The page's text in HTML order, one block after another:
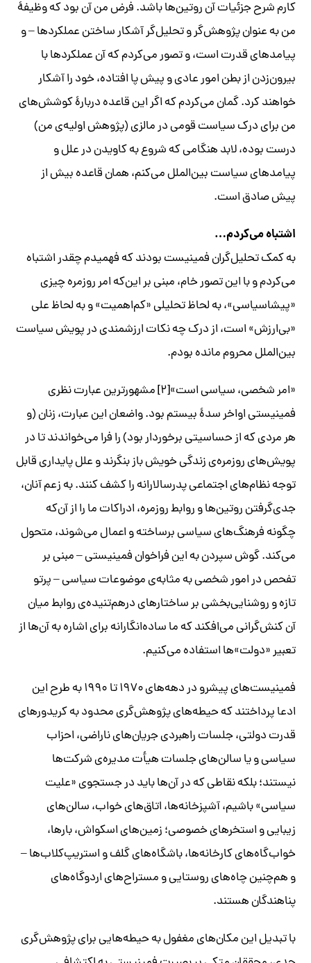
کارم شرح جزئیات آن روتین‌ها باشد. فرض من آن بود که وظیفۀ
من به عنوان پژوهش‌گر و تحلیل‌گر آشکار ساختن عملکردها – و
پیامدهای قدرت است، و تصور می‌کردم که آن عملکردها با
بیرون‌زدن از بطن امور عادی و پیش پا افتاده، خود را آشکار
خواهند کرد. گمان می‌کردم که اگر این قاعده دربارۀ کوشش‌های
من برای درک سیاست قومی در مالزی (پژوهش اولیه‌ی من)
درست بوده، لابد هنگامی که شروع به کاویدن در علل و
پیامدهای سیاست بین‌الملل می‌کنم، همان قاعده بیش از
پیش صادق است.
اشتباه می‌کردم…
به کمک تحلیل‌گران فمینیست بودند که فهمیدم چقدر اشتباه
می‌کردم و با این تصور خام، مبنی بر این‌که امر روزمره چیزی
«پیشاسیاسی»، به لحاظ تحلیلی «کم‌اهمیت» و به لحاظ علی
«بی‌ارزش» است، از درک چه نکات ارزشمندی در پویش سیاست
بین‌الملل محروم مانده بودم.
«امر شخصی، سیاسی است»[۲] مشهورترین عبارت نظری
فمینیستی اواخر سدۀ بیستم بود. واضعان این عبارت، زنان (و
هر مردی که از حساسیتی برخوردار بود) را فرا می‌خواندند تا در
پویش‌های روزمره‌ی زندگی خویش باز بنگرند و علل پایداری قابل
توجه نظام‌های اجتماعی پدرسالارانه را کشف کنند. به زعم آنان،
جدی‌گرفتن روتین‌ها و روابط روزمره، ادراکات ما را از آن‌که
چگونه فرهنگ‌های سیاسی برساخته و اعمال می‌شوند، متحول
می‌کند. گوش سپردن به این فراخوان فمینیستی – مبنی بر
تفحص در امور شخصی به مثابه‌ی موضوعات سیاسی – پرتو
تازه‌ و روشنایی‌بخشی بر ساختارهای درهم‌تنیده‌ی روابط میان
آن کنش‌گرانی می‌افکند که ما ساده‌انگارانه برای اشاره به آن‌ها از
تعبیر «دولت»ها استفاده می‌کنیم.
فمینیست‌های پیشرو در دهه‌های ۱۹۷۰ تا ۱۹۹۰ به طرح این
ادعا پرداختند که حیطه‌های پژوهش‌گری محدود به کریدورهای
قدرت دولتی، جلسات راهبردی جریان‌های ناراضی، احزاب
سیاسی و یا سالن‌های جلسات هیأت مدیره‌ی شرکت‌ها
نیستند؛ بلکه نقاطی که در آن‌ها باید در جستجوی «علیت
سیاسی» باشیم، آشپزخانه‌ها، اتاق‌های خواب، سالن‌های
زیبایی و استخرهای خصوصی؛ زمین‌های اسکواش، بارها،
خواب‌گاه‌های کارخانه‌ها، باشگاه‌های گلف و استریپ‌کلاب‌ها –
و هم‌چنین چاه‌های روستایی و مستراح‌های اردوگاه‌های
پناهندگان هستند.
با تبدیل این مکان‌های مغفول به حیطه‌هایی برای پژوهش‌گری